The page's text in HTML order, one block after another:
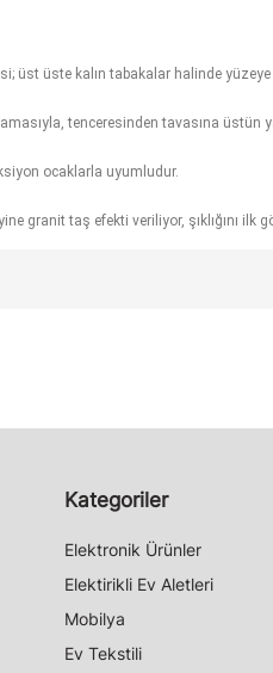
üst üste kalın tabakalar halinde yüzeye
tenceresinden tavasına üstün
ocaklarla uyumludur.
granit taş efekti veriliyor, şıklığını ilk
Kategoriler
Elektronik Ürünler
Elektirikli Ev Aletleri
Mobilya
Ev Tekstili